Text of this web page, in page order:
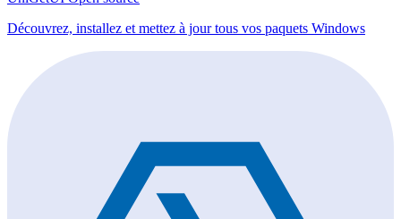
Découvrez, installez et mettez à jour tous vos paquets Windows